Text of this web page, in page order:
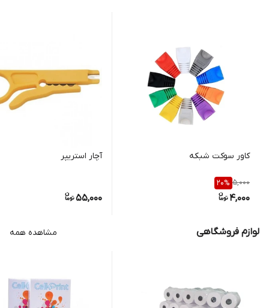
کاور سوکت شبکه
5,000
20%
4,000
آچار استریپر
55,000
لوازم فروشگاهی مشاهده همه